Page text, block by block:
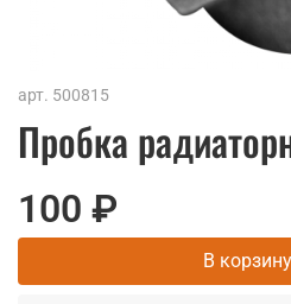
арт. 500815
Пробка
100 ₽
В корзину